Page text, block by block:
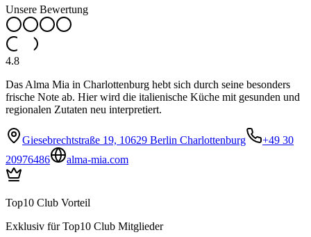
Unsere Bewertung
4.8
Das Alma Mia in Charlottenburg hebt sich durch seine besonders
frische Note ab. Hier wird die italienische Küche mit gesunden und
regionalen Zutaten neu interpretiert.
Giesebrechtstraße 19, 10629 Berlin Charlottenburg
+49 30
20976486
alma-mia.com
Top10 Club Vorteil
Exklusiv für Top10 Club Mitglieder